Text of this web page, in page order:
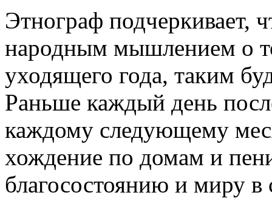
Этнограф подчеркивает,
народным мышлением о
уходящего года, таким
Раньше каждый день
каждому следующему
хождение по домам и
благосостоянию и миру в